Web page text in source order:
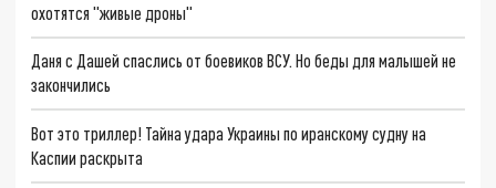
охотятся "живые дроны"
Даня с Дашей спаслись от боевиков ВСУ. Но беды для малышей не
закончились
Вот это триллер! Тайна удара Украины по иранскому судну на
Каспии раскрыта